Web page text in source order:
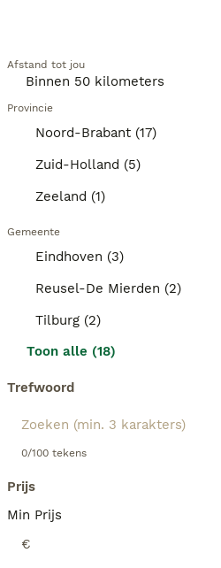
Afstand tot jou
Provincie
Noord-Brabant (17)
Zuid-Holland (5)
Zeeland (1)
Gemeente
Eindhoven (3)
Reusel-De Mierden (2)
Tilburg (2)
Toon alle (18)
Trefwoord
0/100 tekens
Prijs
Min Prijs
€